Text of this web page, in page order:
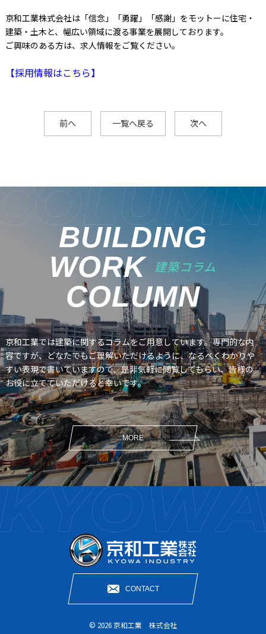
京和工業株式会社は「信念」「勇躍」「感謝」をモットーに住宅・
建築・土木と、幅広い領域に渡る事業を展開しております。
ご興味のある方は、求人情報をご覧ください。
【採用情報はこちら】
前へ 一覧へ戻る 次へ
BUILDING
WORK 建築コラム
COLUMN
京和工業では建築に関するコラムをご用意しています。専門的な内
容ですが、どなたでもご理解いただけるように、なるべくわかりや
すい表現で書いていますので、是非気軽に閲覧してもらい、皆様の
お役に立てていただけると幸いです。
MORE
CONTACT
© 2026 京和工業 株式会社